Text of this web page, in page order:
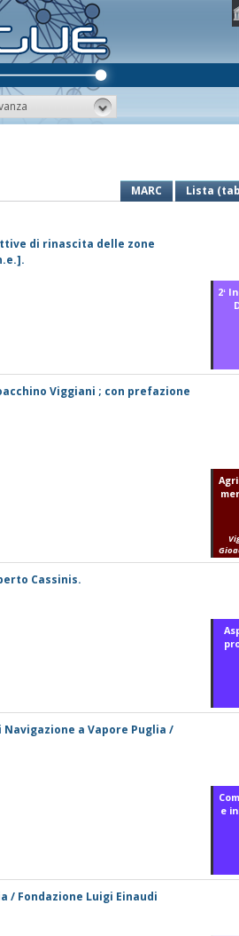
MARC
Lista
di rinascita delle zone
2ʻ
Viggiani ; con prefazione
Cassinis.
a Vapore Puglia /
e
/ Fondazione Luigi Einaudi